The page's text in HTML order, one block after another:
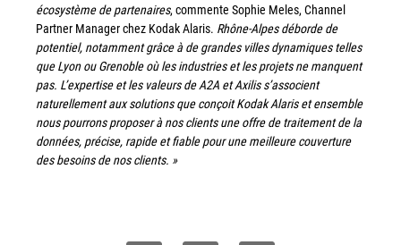
Services
Audit de Sécurité Informatique
Sécurité des Réseaux
Sécurité des périphériques d’impression
Gestion des documents
Mobilité
écosystème de partenaires, commente Sophie Meles, Channel
Partner Manager chez Kodak Alaris. Rhône-Alpes déborde de
potentiel, notamment grâce à de grandes villes dynamiques telles
que Lyon ou Grenoble où les industries et les projets ne manquent
pas. L’expertise et les valeurs de A2A et Axilis s’associent
naturellement aux solutions que conçoit Kodak Alaris et ensemble
nous pourrons proposer à nos clients une offre de traitement de la
données, précise, rapide et fiable pour une meilleure couverture
des besoins de nos clients. »